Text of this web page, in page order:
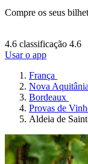
Compre os seus
4.6 classificação 4.6
Usar o app
França
Nova Aquitânia
Bordeaux
Provas de
Aldeia de